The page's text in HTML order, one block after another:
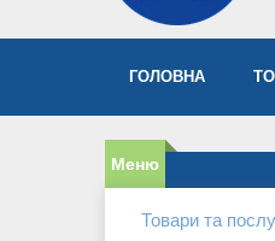
ГОЛОВНА
Товари та